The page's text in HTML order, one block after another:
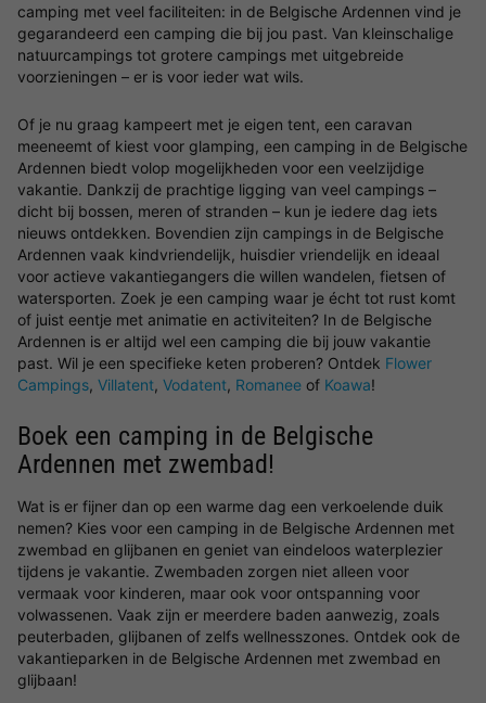
camping met veel faciliteiten: in de Belgische Ardennen vind je
gegarandeerd een camping die bij jou past. Van kleinschalige
natuurcampings tot grotere campings met uitgebreide
voorzieningen – er is voor ieder wat wils.
Of je nu graag kampeert met je eigen tent, een caravan
meeneemt of kiest voor glamping, een camping in de Belgische
Ardennen biedt volop mogelijkheden voor een veelzijdige
vakantie. Dankzij de prachtige ligging van veel campings –
dicht bij bossen, meren of stranden – kun je iedere dag iets
nieuws ontdekken. Bovendien zijn campings in de Belgische
Ardennen vaak kindvriendelijk, huisdier vriendelijk en ideaal
voor actieve vakantiegangers die willen wandelen, fietsen of
watersporten. Zoek je een camping waar je écht tot rust komt
of juist eentje met animatie en activiteiten? In de Belgische
Ardennen is er altijd wel een camping die bij jouw vakantie
past. Wil je een specifieke keten proberen? Ontdek Flower
Campings, Villatent, Vodatent, Romanee of Koawa!
Boek een camping in de Belgische
Ardennen met zwembad!
Wat is er fijner dan op een warme dag een verkoelende duik
nemen? Kies voor een camping in de Belgische Ardennen met
zwembad en glijbanen en geniet van eindeloos waterplezier
tijdens je vakantie. Zwembaden zorgen niet alleen voor
vermaak voor kinderen, maar ook voor ontspanning voor
volwassenen. Vaak zijn er meerdere baden aanwezig, zoals
peuterbaden, glijbanen of zelfs wellnesszones. Ontdek ook de
vakantieparken in de Belgische Ardennen met zwembad en
glijbaan!